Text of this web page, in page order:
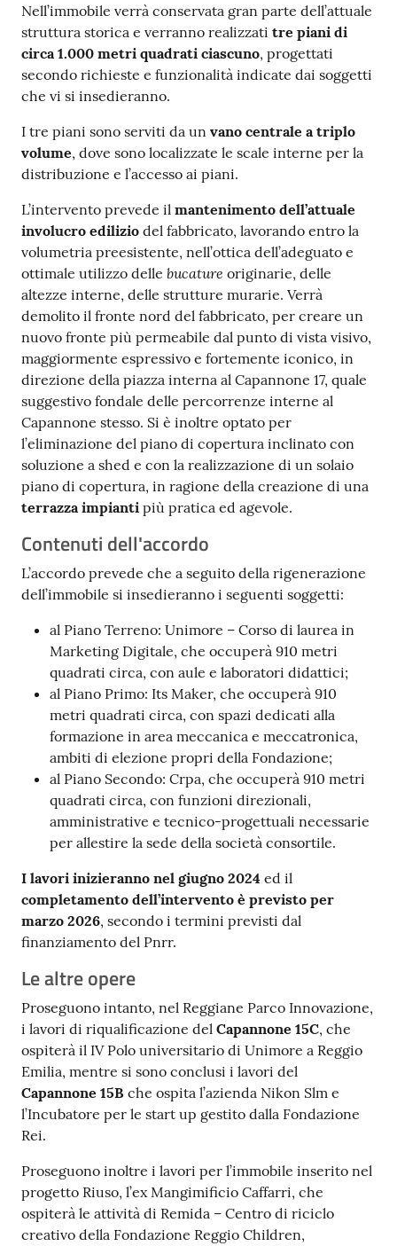
Nell’immobile verrà conservata gran parte dell’attuale
struttura storica e verranno realizzati tre piani di
circa 1.000 metri quadrati ciascuno, progettati
secondo richieste e funzionalità indicate dai soggetti
che vi si insedieranno.
I tre piani sono serviti da un vano centrale a triplo
volume, dove sono localizzate le scale interne per la
distribuzione e l’accesso ai piani.
L’intervento prevede il mantenimento dell’attuale
involucro edilizio del fabbricato, lavorando entro la
volumetria preesistente, nell’ottica dell’adeguato e
ottimale utilizzo delle bucature originarie, delle
altezze interne, delle strutture murarie. Verrà
demolito il fronte nord del fabbricato, per creare un
nuovo fronte più permeabile dal punto di vista visivo,
maggiormente espressivo e fortemente iconico, in
direzione della piazza interna al Capannone 17, quale
suggestivo fondale delle percorrenze interne al
Capannone stesso. Si è inoltre optato per
l’eliminazione del piano di copertura inclinato con
soluzione a shed e con la realizzazione di un solaio
piano di copertura, in ragione della creazione di una
terrazza impianti più pratica ed agevole.
Contenuti dell'accordo
L’accordo prevede che a seguito della rigenerazione
dell’immobile si insedieranno i seguenti soggetti:
al Piano Terreno: Unimore – Corso di laurea in
Marketing Digitale, che occuperà 910 metri
quadrati circa, con aule e laboratori didattici;
al Piano Primo: Its Maker, che occuperà 910
metri quadrati circa, con spazi dedicati alla
formazione in area meccanica e meccatronica,
ambiti di elezione propri della Fondazione;
al Piano Secondo: Crpa, che occuperà 910 metri
quadrati circa, con funzioni direzionali,
amministrative e tecnico-progettuali necessarie
per allestire la sede della società consortile.
I lavori inizieranno nel giugno 2024 ed il
completamento dell’intervento è previsto per
marzo 2026, secondo i termini previsti dal
finanziamento del Pnrr.
Le altre opere
Proseguono intanto, nel Reggiane Parco Innovazione,
i lavori di riqualificazione del Capannone 15C, che
ospiterà il IV Polo universitario di Unimore a Reggio
Emilia, mentre si sono conclusi i lavori del
Capannone 15B che ospita l’azienda Nikon Slm e
l’Incubatore per le start up gestito dalla Fondazione
Rei.
Proseguono inoltre i lavori per l’immobile inserito nel
progetto Riuso, l’ex Mangimificio Caffarri, che
ospiterà le attività di Remida – Centro di riciclo
creativo della Fondazione Reggio Children,